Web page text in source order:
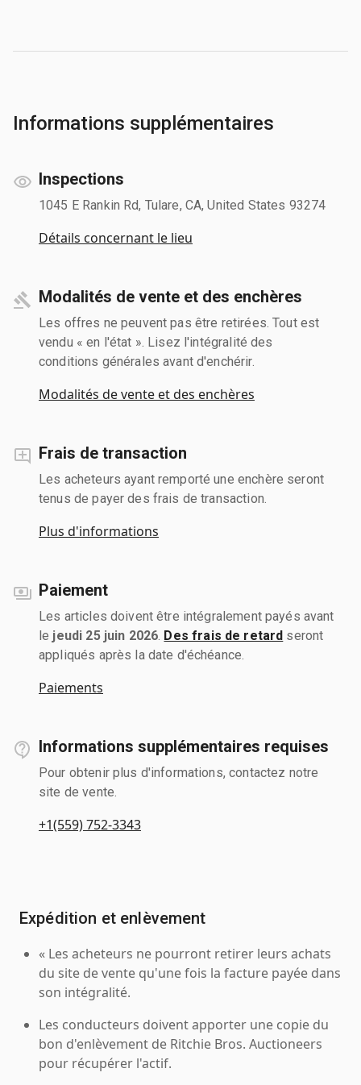
Informations supplémentaires
Inspections
1045 E Rankin Rd, Tulare, CA, United States 93274
Détails concernant le lieu
Modalités de vente et des enchères
Les offres ne peuvent pas être retirées. Tout est
vendu « en l'état ». Lisez l'intégralité des
conditions générales avant d'enchérir.
Modalités de vente et des enchères
Frais de transaction
Les acheteurs ayant remporté une enchère seront
tenus de payer des frais de transaction.
Plus d'informations
Paiement
Les articles doivent être intégralement payés avant
le jeudi 25 juin 2026 Des frais de retard seront
appliqués après la date d'échéance.
Paiements
Informations supplémentaires requises
Pour obtenir plus d'informations, contactez notre
site de vente.
+1(559) 752-3343
Expédition et enlèvement
« Les acheteurs ne pourront retirer leurs achats
du site de vente qu'une fois la facture payée dans
son intégralité.
Les conducteurs doivent apporter une copie du
bon d'enlèvement de Ritchie Bros. Auctioneers
pour récupérer l'actif.